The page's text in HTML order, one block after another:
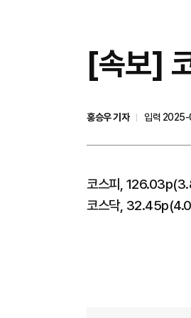
[속보]
홍승우 기자
입력
코스피,
코스닥,